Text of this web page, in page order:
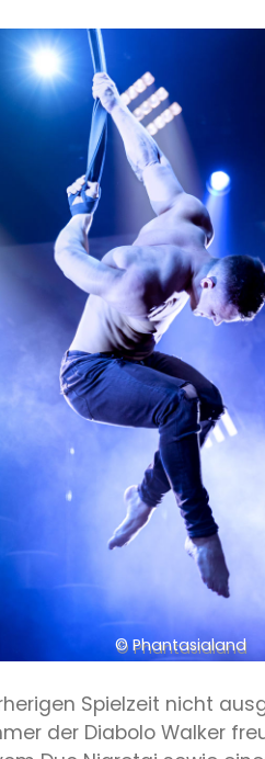
© Phantasialand
Spielzeit nicht
der Diabolo Walker